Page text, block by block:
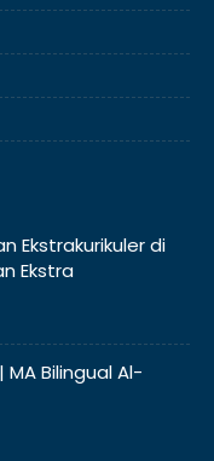
Ekstrakurikuler di
Ekstra
MA Bilingual Al-